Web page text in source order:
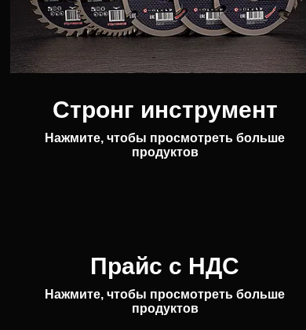
Стронг инструмент
Нажмите, чтобы просмотреть больше
продуктов
Прайс с НДС
Нажмите, чтобы просмотреть больше
продуктов